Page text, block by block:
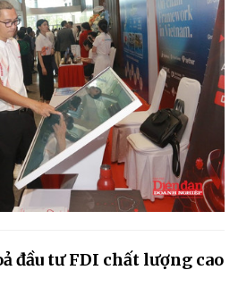
đầu tư FDI chất lượng cao